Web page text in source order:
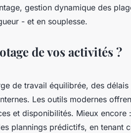
gestion dynamique des
- et en souplesse.
de vos activités ?
de travail équilibrée, des
Les outils modernes
et disponibilités. Mieux encore
plannings prédictifs, en tenant